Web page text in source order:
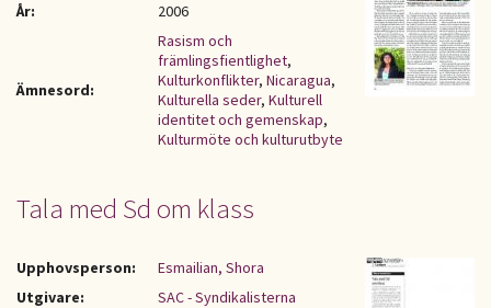
År:
2006
Ämnesord:
Rasism och
främlingsfientlighet,
Kulturkonflikter, Nicaragua,
Kulturella seder, Kulturell
identitet och gemenskap,
Kulturmöte och kulturutbyte
Tala med Sd om klass
Upphovsperson:
Esmailian, Shora
Utgivare:
SAC - Syndikalisterna